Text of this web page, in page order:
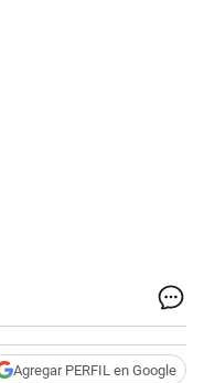
Agregar PERFIL en Google